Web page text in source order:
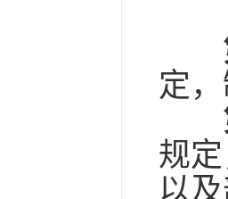
定
规
以